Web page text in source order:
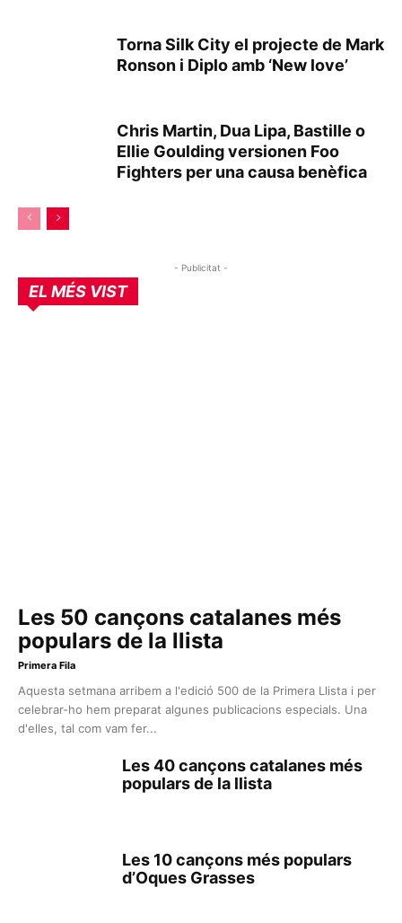
Torna Silk City el projecte de Mark
Ronson i Diplo amb ‘New love’
Chris Martin, Dua Lipa, Bastille o
Ellie Goulding versionen Foo
Fighters per una causa benèfica
- Publicitat -
EL MÉS VIST
Les 50 cançons catalanes més
populars de la llista
Primera Fila
Aquesta setmana arribem a l'edició 500 de la Primera Llista i per
celebrar-ho hem preparat algunes publicacions especials. Una
d'elles, tal com vam fer...
Les 40 cançons catalanes més
populars de la llista
Les 10 cançons més populars
d’Oques Grasses